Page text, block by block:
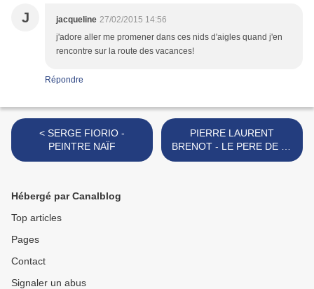
J jacqueline 27/02/2015 14:56
j'adore aller me promener dans ces nids d'aigles quand j'en
rencontre sur la route des vacances!
Répondre
< SERGE FIORIO -
PEINTRE NAÏF
PIERRE LAURENT
BRENOT - LE PERE DE LA
PIN UP FRANCAISE >
Hébergé par Canalblog
Top articles
Pages
Contact
Signaler un abus